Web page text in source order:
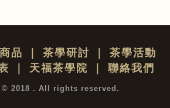
品 茶學研討
茶學活動
天福茶學院 聯絡我們
2018 . All rights reserved.